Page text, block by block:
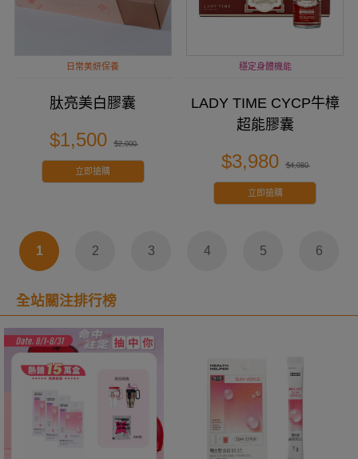
日常美妍保養
肽亮美白膠囊
$1,500 $2,000
立即搶購
穩定身體機能
LADY TIME CYCP牛樟
超能膠囊
$3,980 $4,080
立即搶購
1 2 3 4 5 6
全站關注排行榜